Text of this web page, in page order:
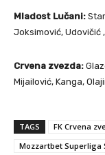
Mladost Lučani:
Joksimović, Udovičić
Crvena zvezda:
Mijailović, Kanga,
TAGS FK Crvena
Mozzartbet Superliga